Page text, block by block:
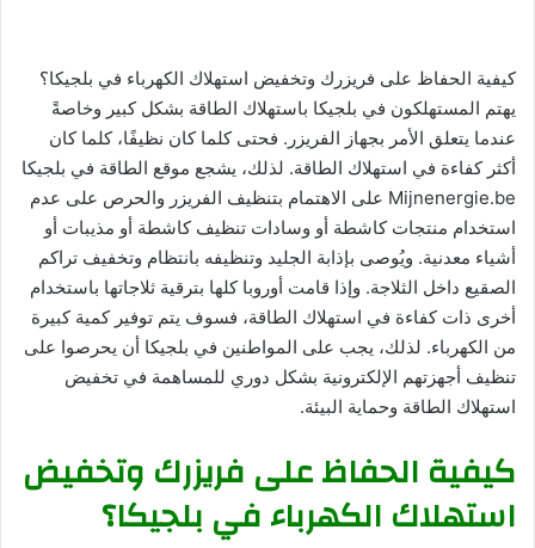
كيفية الحفاظ على فريزرك وتخفيض استهلاك الكهرباء في بلجيكا؟
يهتم المستهلكون في بلجيكا باستهلاك الطاقة بشكل كبير وخاصةً
عندما يتعلق الأمر بجهاز الفريزر. فحتى كلما كان نظيفًا، كلما كان
أكثر كفاءة في استهلاك الطاقة. لذلك، يشجع موقع الطاقة في بلجيكا
Mijnenergie.be على الاهتمام بتنظيف الفريزر والحرص على عدم
استخدام منتجات كاشطة أو وسادات تنظيف كاشطة أو مذيبات أو
أشياء معدنية. ويُوصى بإذابة الجليد وتنظيفه بانتظام وتخفيف تراكم
الصقيع داخل الثلاجة. وإذا قامت أوروبا كلها بترقية ثلاجاتها باستخدام
أخرى ذات كفاءة في استهلاك الطاقة، فسوف يتم توفير كمية كبيرة
من الكهرباء. لذلك، يجب على المواطنين في بلجيكا أن يحرصوا على
تنظيف أجهزتهم الإلكترونية بشكل دوري للمساهمة في تخفيض
استهلاك الطاقة وحماية البيئة.
كيفية الحفاظ على فريزرك وتخفيض
استهلاك الكهرباء في بلجيكا؟